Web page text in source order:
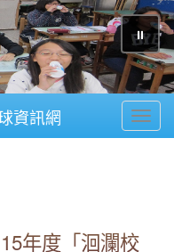
⏸
資訊網
年度「洄瀾校